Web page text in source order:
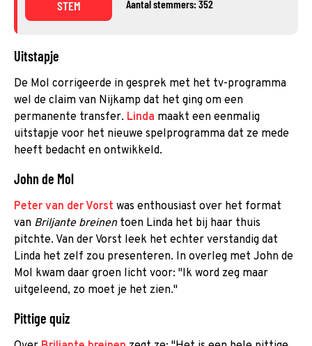
STEM Aantal stemmers: 352
Uitstapje
De Mol corrigeerde in gesprek met het tv-programma
wel de claim van Nijkamp dat het ging om een
permanente transfer. Linda maakt een eenmalig
uitstapje voor het nieuwe spelprogramma dat ze mede
heeft bedacht en ontwikkeld.
John de Mol
Peter van der Vorst was enthousiast over het format
van Briljante breinen toen Linda het bij haar thuis
pitchte. Van der Vorst leek het echter verstandig dat
Linda het zelf zou presenteren. In overleg met John de
Mol kwam daar groen licht voor: "Ik word zeg maar
uitgeleend, zo moet je het zien."
Pittige quiz